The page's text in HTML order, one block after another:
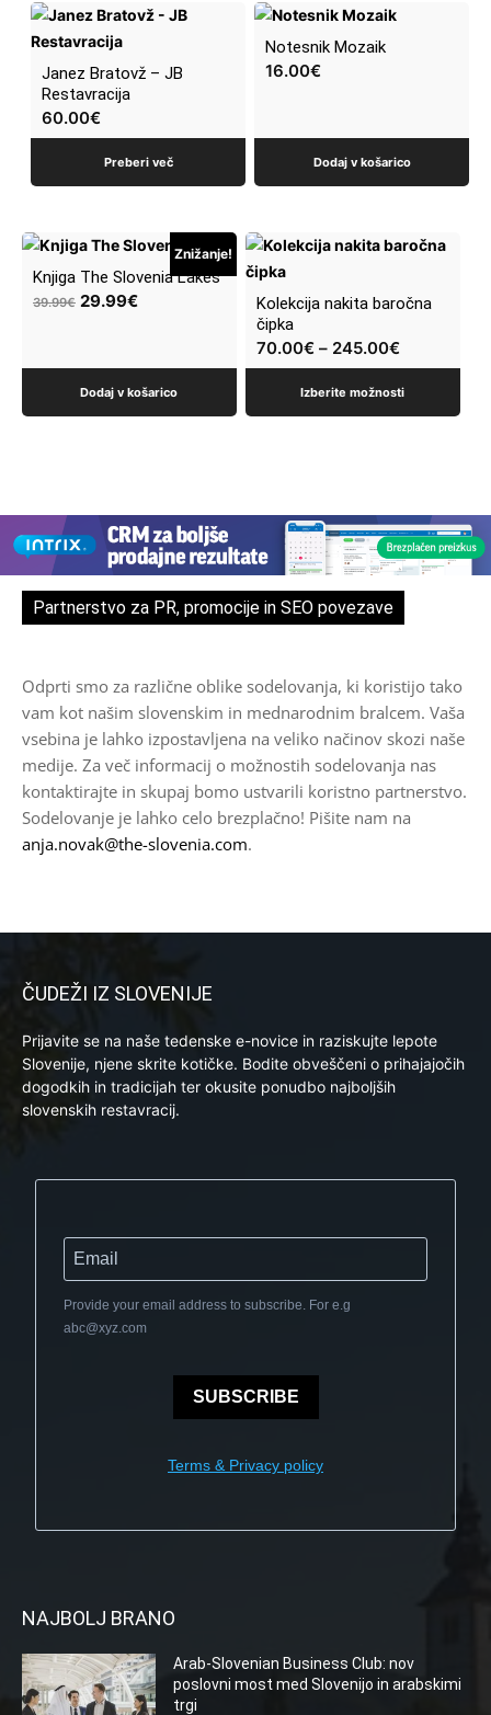
Janez Bratovž – JB
Restavracija
60.00€
Preberi več
Notesnik Mozaik
16.00€
Dodaj v košarico
Znižanje!
Knjiga The Slovenia Lakes
39.99€ Izvirna
39.99€.
29.99€Trenutna
Dodaj v košarico
Kolekcija nakita baročna
čipka
70.00€ – 245.00€
Izberite možnosti
Ta
izdelek
ima
več
različic.
Partnerstvo za PR, promocije in SEO povezave
Odprti smo za različne oblike sodelovanja, ki koristijo tako
vam kot našim slovenskim in mednarodnim bralcem. Vaša
vsebina je lahko izpostavljena na veliko načinov skozi naše
medije. Za več informacij o možnostih sodelovanja nas
kontaktirajte in skupaj bomo ustvarili koristno partnerstvo.
Sodelovanje je lahko celo brezplačno! Pišite nam na
anja.novak@the-slovenia.com.
ČUDEŽI IZ SLOVENIJE
Prijavite se na naše tedenske e-novice in raziskujte lepote
Slovenije, njene skrite kotičke. Bodite obveščeni o prihajajočih
dogodkih in tradicijah ter okusite ponudbo najboljših
slovenskih restavracij.
Provide your email address to subscribe. For e.g
abc@xyz.com
SUBSCRIBE
Terms & Privacy policy
NAJBOLJ BRANO
Arab-Slovenian Business Club: nov
poslovni most med Slovenijo in arabskimi
trgi